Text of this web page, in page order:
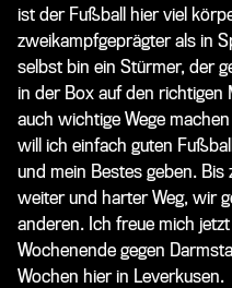
ist der Fußball hier viel
zweikampfgeprägter als in
selbst bin ein Stürmer, der
in der Box auf den richtigen
auch wichtige Wege
will ich einfach guten
und mein Bestes geben.
weiter und harter Weg, wir
anderen. Ich freue mich
Wochenende gegen
Wochen hier in Leverkusen.